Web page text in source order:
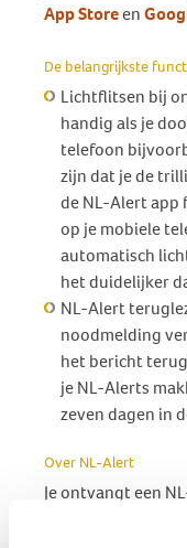
App Storeen
De belangrijkste
Lichtflitsen bij
handig als je
telefoon
zijn dat je de
de NL-Alert app
op je mobiele
automatisch
het duidelijker
NL-Alert
noodmelding
het bericht
je NL-Alerts
zeven dagen in
Over NL-Alert
Je ontvangt een
brand of extreem